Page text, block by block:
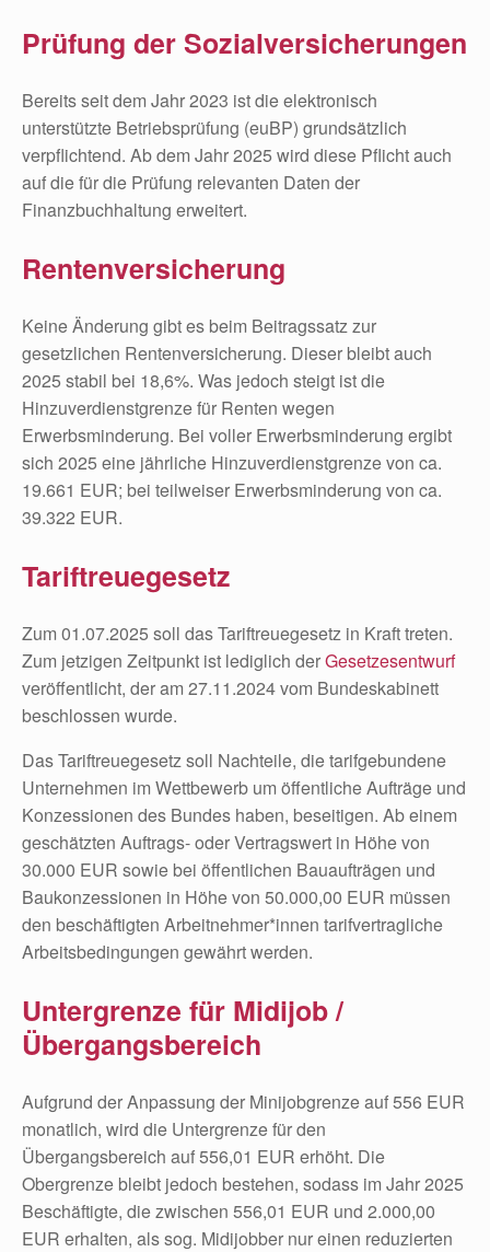
Prüfung der Sozialversicherungen
Bereits seit dem Jahr 2023 ist die elektronisch
unterstützte Betriebsprüfung (euBP) grundsätzlich
verpflichtend. Ab dem Jahr 2025 wird diese Pflicht auch
auf die für die Prüfung relevanten Daten der
Finanzbuchhaltung erweitert.
Rentenversicherung
Keine Änderung gibt es beim Beitragssatz zur
gesetzlichen Rentenversicherung. Dieser bleibt auch
2025 stabil bei 18,6%. Was jedoch steigt ist die
Hinzuverdienstgrenze für Renten wegen
Erwerbsminderung. Bei voller Erwerbsminderung ergibt
sich 2025 eine jährliche Hinzuverdienstgrenze von ca.
19.661 EUR; bei teilweiser Erwerbsminderung von ca.
39.322 EUR.
Tariftreuegesetz
Zum 01.07.2025 soll das Tariftreuegesetz in Kraft treten.
Zum jetzigen Zeitpunkt ist lediglich derGesetzesentwurf
veröffentlicht, der am 27.11.2024 vom Bundeskabinett
beschlossen wurde.
Das Tariftreuegesetz soll Nachteile, die tarifgebundene
Unternehmen im Wettbewerb um öffentliche Aufträge und
Konzessionen des Bundes haben, beseitigen. Ab einem
geschätzten Auftrags- oder Vertragswert in Höhe von
30.000 EUR sowie bei öffentlichen Bauaufträgen und
Baukonzessionen in Höhe von 50.000,00 EUR müssen
den beschäftigten Arbeitnehmer*innen tarifvertragliche
Arbeitsbedingungen gewährt werden.
Untergrenze für Midijob /
Übergangsbereich
Aufgrund der Anpassung der Minijobgrenze auf 556 EUR
monatlich, wird die Untergrenze für den
Übergangsbereich auf 556,01 EUR erhöht. Die
Obergrenze bleibt jedoch bestehen, sodass im Jahr 2025
Beschäftigte, die zwischen 556,01 EUR und 2.000,00
EUR erhalten, als sog. Midijobber nur einen reduzierten